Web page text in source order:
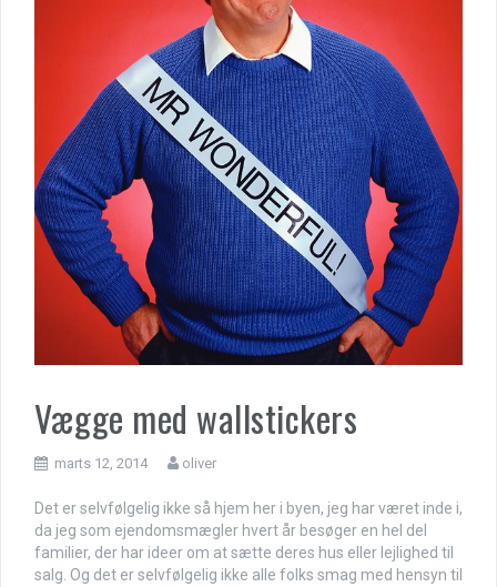
Vægge med wallstickers
marts 12, 2014 oliver
Det er selvfølgelig ikke så hjem her i byen, jeg har været inde i,
da jeg som ejendomsmægler hvert år besøger en hel del
familier, der har ideer om at sætte deres hus eller lejlighed til
salg. Og det er selvfølgelig ikke alle folks smag med hensyn til